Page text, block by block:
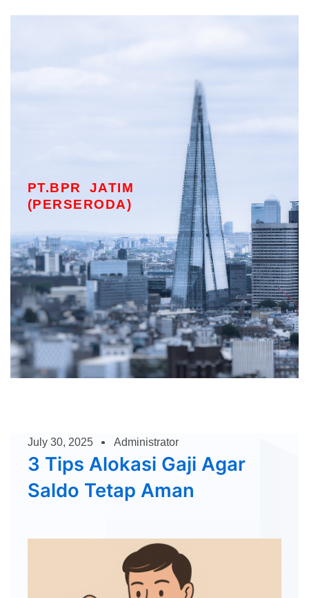
PT.BPR JATIM
(PERSERODA)
July 30, 2025 Administrator
3 Tips Alokasi Gaji Agar
Saldo Tetap Aman